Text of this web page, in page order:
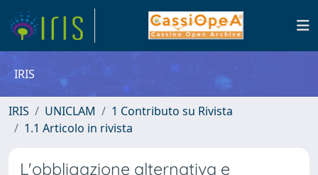
IRIS
IRIS UNICLAM
1 Contributo su Rivista
1.1 Articolo in rivista
L'obbligazione alternativa e